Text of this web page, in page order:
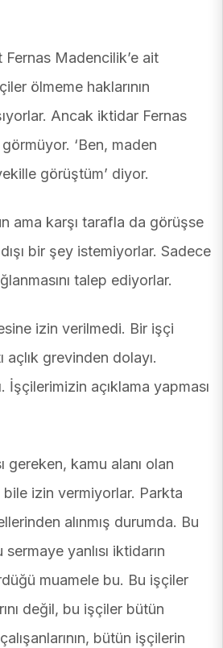
Fernas Madencilik’e ait
ölmeme haklarının
Ancak iktidar Fernas
‘Ben, maden
görüştüm’ diyor.
ama karşı tarafla da görüşse
bir şey istemiyorlar. Sadece
talep ediyorlar.
izin verilmedi. Bir işçi
grevinden dolayı.
İşçilerimizin açıklama yapması
gereken, kamu alanı olan
bile izin vermiyorlar. Parkta
alınmış durumda. Bu
yanlısı iktidarın
muamele bu. Bu işçiler
değil, bu işçiler bütün
bütün işçilerin